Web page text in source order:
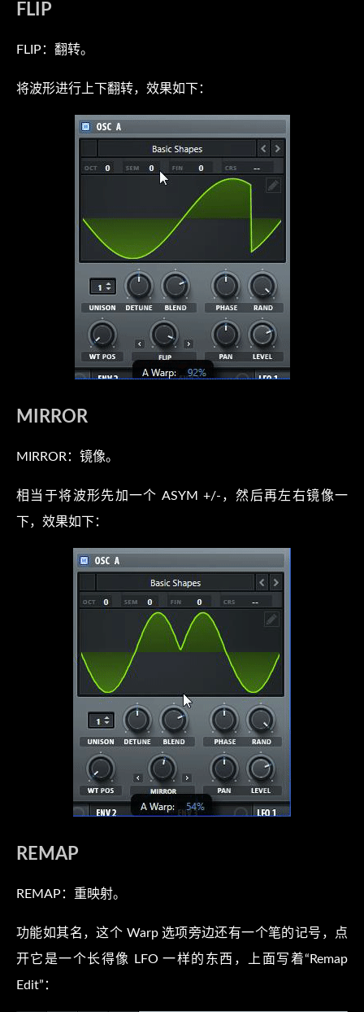
FLIP
FLIP：翻转。
将波形进行上下翻转，效果如下：
MIRROR
MIRROR：镜像。
相当于将波形先加一个 ASYM +/-，然后再左右镜像一
下，效果如下：
REMAP
REMAP：重映射。
功能如其名，这个 Warp 选项旁边还有一个笔的记号，点
开它是一个长得像 LFO 一样的东西，上面写着“Remap
Edit”：